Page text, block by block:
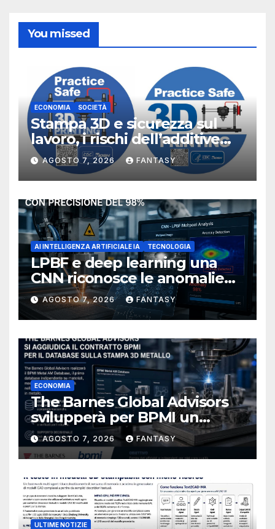
You missed
ECONOMIA SOCIETÀ
Stampa 3D e sicurezza sul
lavoro, i rischi dell’additive
manufacturing secondo
NIOSH
AGOSTO 7, 2026 FANTASY
AI INTELLIGENZA ARTIFICIALE IA TECNOLOGIA
LPBF e deep learning una
CNN riconosce le anomalie
del bagno di fusione
AGOSTO 7, 2026 FANTASY
ECONOMIA
The Barnes Global Advisors
svilupperà per BPMI un
database per la stampa 3D
metallica destinata alla filiera
navale statunitense
AGOSTO 7, 2026 FANTASY
ULTIME NOTIZIE